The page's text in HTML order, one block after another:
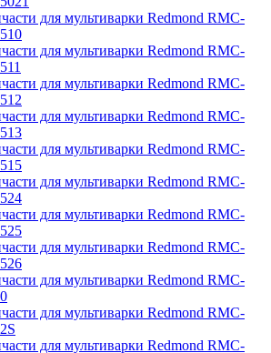
для мультиварки Redmond RMC-
для мультиварки Redmond RMC-
для мультиварки Redmond RMC-
для мультиварки Redmond RMC-
для мультиварки Redmond RMC-
для мультиварки Redmond RMC-
для мультиварки Redmond RMC-
для мультиварки Redmond RMC-
для мультиварки Redmond RMC-
для мультиварки Redmond RMC-
для мультиварки Redmond RMC-